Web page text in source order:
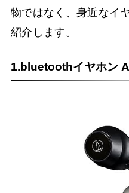
物ではなく、身近なイ
紹介します。
1.bluetoothイヤホン